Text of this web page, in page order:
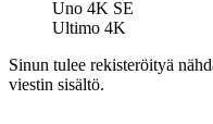
Uno 4K SE
Ultimo 4K
Sinun tulee rekisteröityä
viestin sisältö.